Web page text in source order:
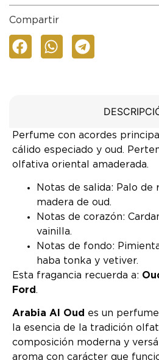
Compartir
Perfume con acordes
cálido especiado y oud.
olfativa oriental amaderada.
Notas de salida: Palo de
madera de oud.
Notas de corazón:
vainilla.
Notas de fondo:
haba tonka y vetiver.
Esta fragancia recuerda a:
Ford .
Arabia Al Oud es un
la esencia de la tradición
composición moderna y
aroma con carácter que